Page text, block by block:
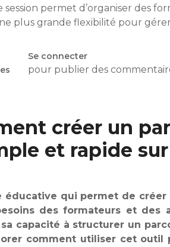
atout pour une gestion optimale
Se connecter
pour publier des
permet d’organiser des
plus grande flexibilité pour
créer un
et rapide
éducative qui permet de
des formateurs et des
capacité à structurer un
comment utiliser cet outil